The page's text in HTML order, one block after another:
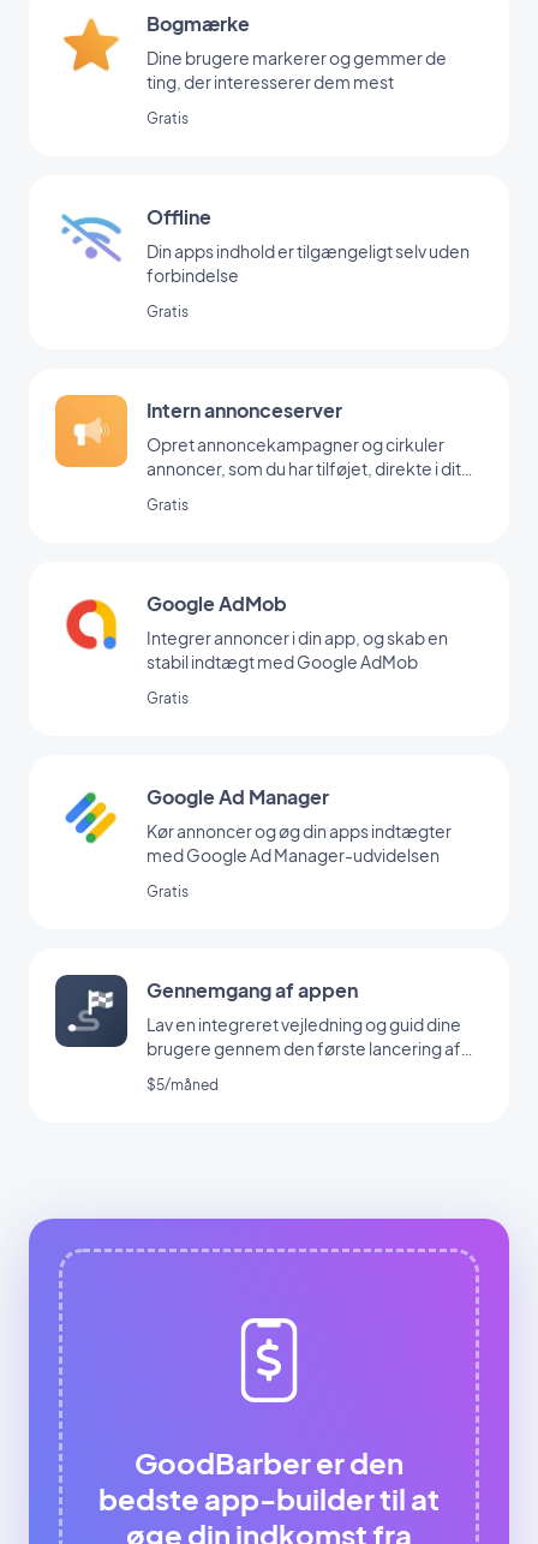
Bogmærke
Dine brugere markerer og gemmer de
ting, der interesserer dem mest
Gratis
Offline
Din apps indhold er tilgængeligt selv uden
forbindelse
Gratis
Intern annonceserver
Opret annoncekampagner og cirkuler
annoncer, som du har tilføjet, direkte i dit
Gratis
Google AdMob
Integrer annoncer i din app, og skab en
stabil indtægt med Google AdMob
Gratis
Google Ad Manager
Kør annoncer og øg din apps indtægter
med Google Ad Manager-udvidelsen
Gratis
Gennemgang af appen
Lav en integreret vejledning og guid dine
brugere gennem den første lancering af
din app
$5/måned
GoodBarber er den
bedste app-builder til at
øge din indkomst fra